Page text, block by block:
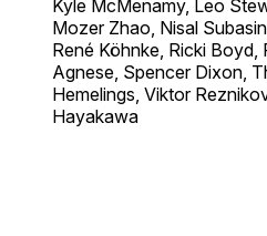
Kyle McMenamy, Leo
Mozer Zhao, Nisal
René Köhnke, Ricki Boyd,
Agnese, Spencer Dixon,
Hemelings, Viktor
Hayakawa